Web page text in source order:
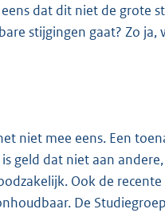
dat dit niet de grote
stijgingen gaat? Zo ja,
niet mee eens. Een
geld dat niet aan
Ook de
De